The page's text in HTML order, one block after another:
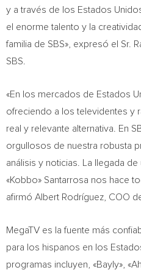
y a través de los Estados
el enorme talento y la
familia de SBS», expresó el Sr.
SBS.
«En los mercados de Estados
ofreciendo a los televidentes y
real y relevante alternativa. En
orgullosos de nuestra robusta
análisis y noticias. La llegada
«Kobbo» Santarrosa nos hace
afirmó Albert Rodríguez, COO
MegaTV es la fuente más
para los hispanos en los
programas incluyen, «Bayly»,